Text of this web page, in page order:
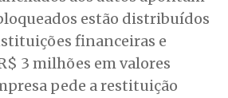
estão distribuídos
financeiras e
3 milhões em valores
pede a restituição